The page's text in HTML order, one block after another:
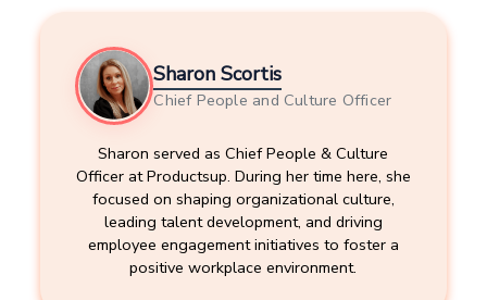
Sharon Scortis
Chief People and Culture Officer
Sharon served as Chief People & Culture
Officer at Productsup. During her time here, she
focused on shaping organizational culture,
leading talent development, and driving
employee engagement initiatives to foster a
positive workplace environment.